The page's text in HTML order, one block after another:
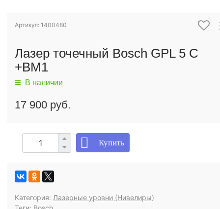
Артикул: 1400480
Лазер точечный Bosch GPL 5 С
+BM1
В наличии
17 900 руб.
Купить
Категория: Лазерные уровни (Нивелиры)